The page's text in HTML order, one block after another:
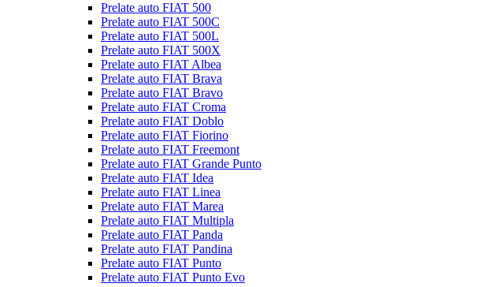
Prelate auto FIAT 500
Prelate auto FIAT 500C
Prelate auto FIAT 500L
Prelate auto FIAT 500X
Prelate auto FIAT Albea
Prelate auto FIAT Brava
Prelate auto FIAT Bravo
Prelate auto FIAT Croma
Prelate auto FIAT Doblo
Prelate auto FIAT Fiorino
Prelate auto FIAT Freemont
Prelate auto FIAT Grande Punto
Prelate auto FIAT Idea
Prelate auto FIAT Linea
Prelate auto FIAT Marea
Prelate auto FIAT Multipla
Prelate auto FIAT Panda
Prelate auto FIAT Pandina
Prelate auto FIAT Punto
Prelate auto FIAT Punto Evo